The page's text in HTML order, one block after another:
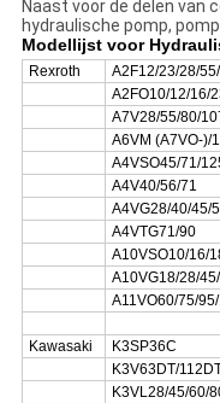
Naast voor de delen van
hydraulische pomp,
Modellijst voor
Rexroth
A2F12/23/28/
A2FO10/12/16/
A7V28/55/80/
A6VM (A7VO-)/
A4VSO45/71/
A4V40/56/71
A4VG28/40/45/
A4VTG71/90
A10VSO10/16/
A10VG18/28/
A11VO60/75/
Kawasaki
K3SP36C
K3V63DT/
K3VL28/45/60/